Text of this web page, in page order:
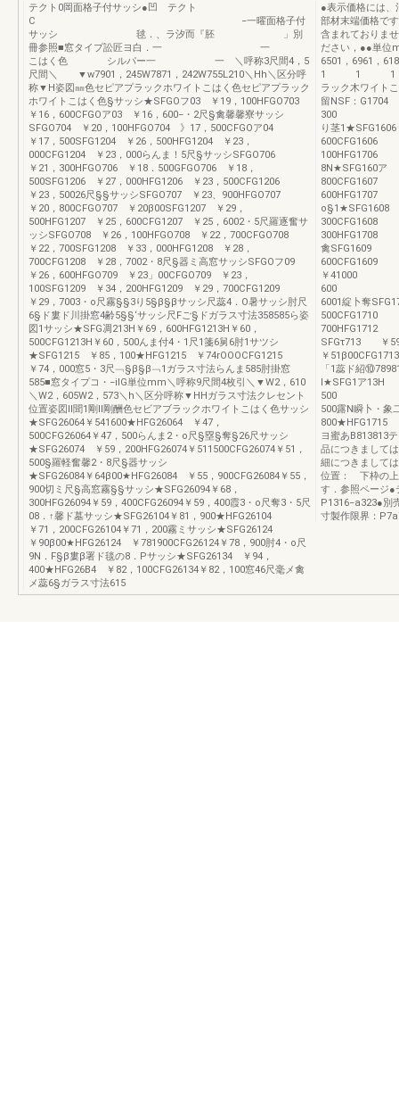
テクト0岡面格子付サッシ●凹 テクト
C −一曜面格子付
サッシ 毬．、ラ汐而『胚 」別
冊参照■窓タイプ訟匠ヨ白．一 一
こはく色 シルパー一 一 ＼呼称3尺間4，5
尺間＼ ▼w7901，245W7871，242W755L210＼Hh＼区分呼
称▼H姿図㎜色セピアプラックホワイトこはく色セピアプラック
ホワイトこはく色§サッシ★SFGOフ03 ￥19，100HFGO703
￥16，600CFGOア03 ￥16，600−・2尺§禽馨馨寮サッシ
SFGO704 ￥20，100HFGO704 》17，500CFGOア04
￥17，500SFG1204 ￥26，500HFG1204 ￥23，
000CFG1204 ￥23，000らんま！5尺§サッシSFGO706
￥21，300HFGO706 ￥18．500GFGO706 ￥18，
500SFG1206 ￥27，000HFG1206 ￥23，500CFG1206
￥23，50026尺§§サッシSFGO707 ￥23、900HFGO707
￥20，800CFGO707 ￥20β00SFG1207 ￥29，
500HFG1207 ￥25，600CFG1207 ￥25，6002・5尺羅逐奮サ
ッシSFGO708 ￥26，100HFGO708 ￥22，700CFGO708
￥22，700SFG1208 ￥33，000HFG1208 ￥28，
700CFG1208 ￥28，7002・8尺§器ミ高窓サッシSFGOフ09
￥26，600HFGO709 ￥23」00CFGO709 ￥23，
100SFG1209 ￥34，200HFG1209 ￥29，700CFG1209
￥29，7003・o尺霧§§3り5§β§βサッシ尺蕊4．O暑サッシ肘尺
6§ド婁ド川掛窓4齢5§§‘サッシ尺Fご§ドガラス寸法358585ら姿
図1サッシ★SFG凋213H￥69，600HFG1213H￥60，
500CFG1213H￥60，500んま付4・1尺1箋6舅6肘1サツシ
★SFG1215 ￥85，100★HFG1215 ￥74rOOOCFG1215
￥74，000窓5・3尺﹁§β§β﹁1ガラス寸法らんま585肘掛窓
585■窓タイプコ・−ilG単位mm＼呼称9尺間4枚引＼▼W2，610
＼W2，605W2，573＼h＼区分呼称▼HHガラス寸法クレセント
位置姿図ll聞1剛ll剛酬色セビアブラックホワイトこはく色サッシ
★SFG26064￥541600★HFG26064 ￥47，
500CFG26064￥47，500らんま2・o尺§塁§奪§26尺サッシ
★SFG26074 ￥59，200HFG26074￥511500CFG26074￥51，
500§羅軽奮馨2・8尺§器サッシ
★SFG26084￥64β00★HFG26084 ￥55，900CFG26084￥55，
900切ミ尺§高窓霧§§サッシ★SFG26094￥68，
300HFG26094￥59，400CFG26094￥59，400霞3・o尺奪3・5尺
08．↑馨ド墓サッシ★SFG26104￥81，900★HFG26104
￥71，200CFG26104￥71，200霧ミサッシ★SFG26124
￥90β00★HFG26124 ￥781900CFG26124￥78，900肘4・o尺
9N．F§β婁β署ド毯の8．Pサッシ★SFG26134 ￥94，
400★HFG26B4 ￥82，100CFG26134￥82，100窓46尺毫メ禽
メ蕊6§ガラス寸法615
●表示価格には
部材末端価格で
含まれておりま
ださい，●●単位
6501，
1 1 1 1．1ら
ラック木ワイト
留NSF：
300
り茎
100HFG1706
8N★SFG160
800CFG1607
600HFG1707
300CFG1608
禽SFG1609
￥
600 「
6001綻卜奪
500CFG1710
700HFG1712
SFGτ713 ￥
￥
「1
I★SFG1ア
500
500露N瞬卜
ヨ蜜あB813813
品につきまして
細につきまして
位置： 下枠の上
す．参照ページ●
P1316−a323●別
寸製作限界：